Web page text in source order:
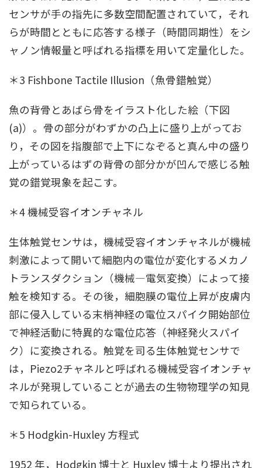
センサが手の指先に多数空間配置されていて，それ
らが時間とともに応答する様子（時間同期性）をシ
ャノン情報量と呼ばれる指標を用いて定量化した。
＊3 Fishbone Tactile Illusion（魚骨錯触覚）
魚の背骨とあばら骨をイラスト化した絵（下図
(a)）。骨の部分がわずかの凸上に盛り上がってお
り，その図を指腹部で上下になぞると真ん中の盛り
上がっているはずの背骨の部分かが凹んで感じる触
覚の錯覚現象を起こす。
＊4 機械受容イオンチャネル
生体触覚センサは，機械受容イオンチャネルが機械
刺激によって開いて細胞内の電位が変化するメカノ
トランスダクション（機械―電気変換）によって接
触を検知する。その後，細胞膜の電位上昇が皮膚内
部に侵入している末梢神経の電位スパイク開始部位
で神経活動に特異的な電位応答（神経発火スパイ
ク）に変換される。触覚を司る生体触覚センサで
は，Piezo2チャネルと呼ばれる機械受容イオンチャ
ネルが発現していることが過去の生物物理学の知見
で知られている。
＊5 Hodgkin-Huxley 方程式
1952 年，Hodgkin 博士と Huxley 博士より提出され